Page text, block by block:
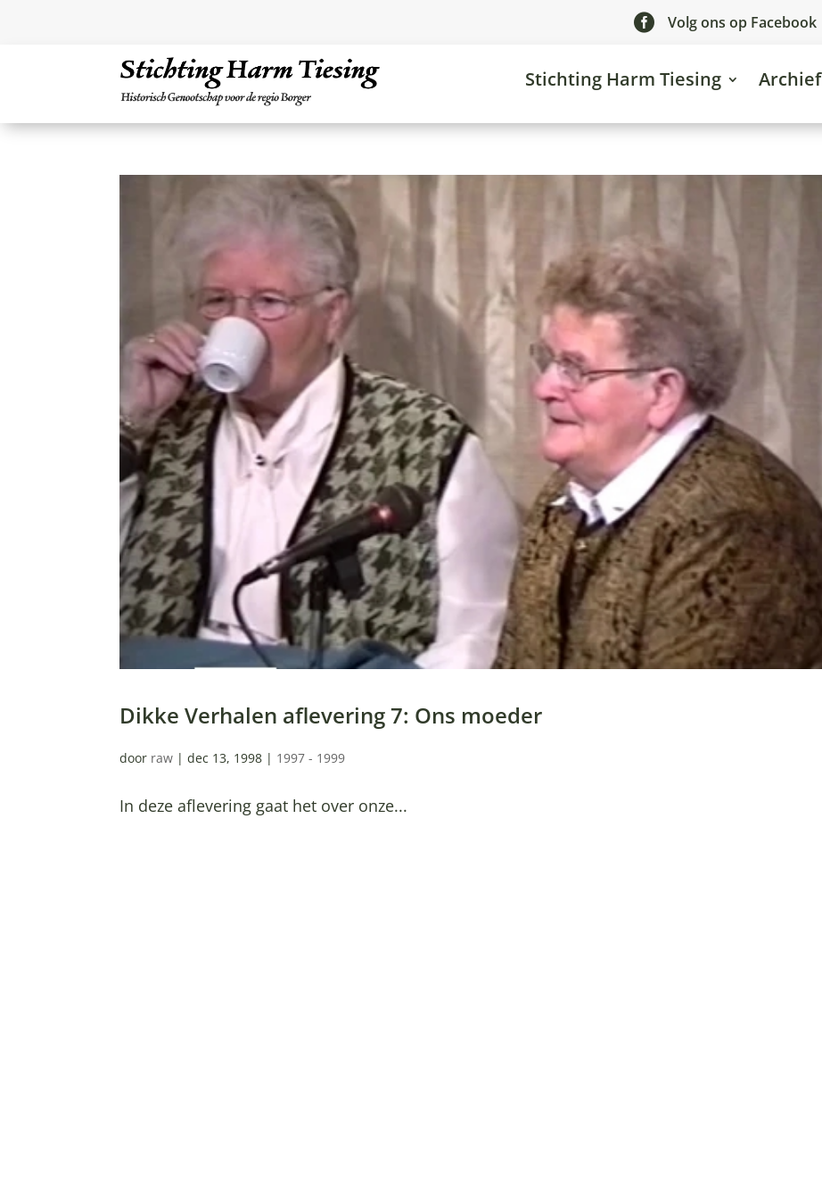
 Volg ons op Facebook
Stichting Harm Tiesing Archief
Dikke Verhalen aflevering 7: Ons moeder
door raw |dec 13, 1998 | 1997 - 1999
In deze aflevering gaat het over onze...